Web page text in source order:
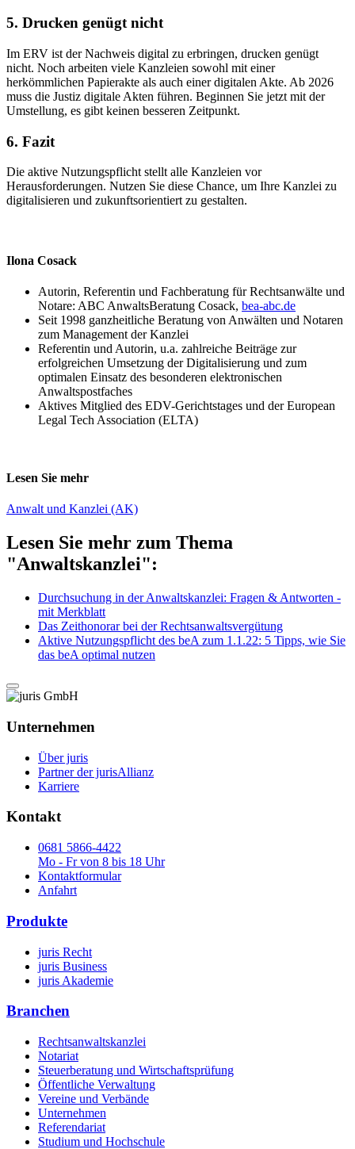
5. Drucken genügt nicht
Im ERV ist der Nachweis digital zu erbringen, drucken genügt
nicht. Noch arbeiten viele Kanzleien sowohl mit einer
herkömmlichen Papierakte als auch einer digitalen Akte. Ab 2026
muss die Justiz digitale Akten führen. Beginnen Sie jetzt mit der
Umstellung, es gibt keinen besseren Zeitpunkt.
6. Fazit
Die aktive Nutzungspflicht stellt alle Kanzleien vor
Herausforderungen. Nutzen Sie diese Chance, um Ihre Kanzlei zu
digitalisieren und zukunftsorientiert zu gestalten.
Ilona Cosack
Autorin, Referentin und Fachberatung für Rechtsanwälte und
Notare: ABC AnwaltsBeratung Cosack, bea-abc.de
Seit 1998 ganzheitliche Beratung von Anwälten und Notaren
zum Management der Kanzlei
Referentin und Autorin, u.a. zahlreiche Beiträge zur
erfolgreichen Umsetzung der Digitalisierung und zum
optimalen Einsatz des besonderen elektronischen
Anwaltspostfaches
Aktives Mitglied des EDV-Gerichtstages und der European
Legal Tech Association (ELTA)
Lesen Sie mehr
Anwalt und Kanzlei (AK)
Lesen Sie mehr zum Thema
"Anwaltskanzlei":
Durchsuchung in der Anwaltskanzlei: Fragen & Antworten -
mit Merkblatt
Das Zeithonorar bei der Rechtsanwaltsvergütung
Aktive Nutzungspflicht des beA zum 1.1.22: 5 Tipps, wie Sie
das beA optimal nutzen
Unternehmen
Über juris
Partner der jurisAllianz
Karriere
Kontakt
0681 5866-4422
Mo - Fr von 8 bis 18 Uhr
Kontaktformular
Anfahrt
Produkte
juris Recht
juris Business
juris Akademie
Branchen
Rechtsanwaltskanzlei
Notariat
Steuerberatung und Wirtschaftsprüfung
Öffentliche Verwaltung
Vereine und Verbände
Unternehmen
Referendariat
Studium und Hochschule